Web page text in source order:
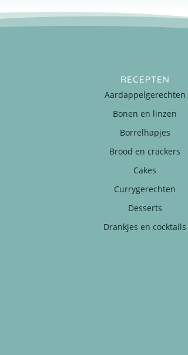
RECEPTEN
Aardappelgerechten
Bonen en linzen
Borrelhapjes
Brood en crackers
Cakes
Currygerechten
Desserts
Drankjes en cocktails